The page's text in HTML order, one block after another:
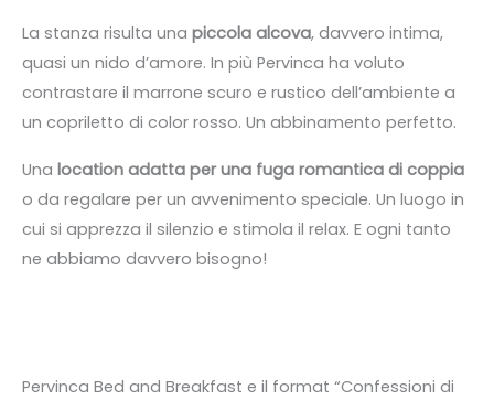
La stanza risulta una piccola alcova, davvero intima,
quasi un nido d’amore. In più Pervinca ha voluto
contrastare il marrone scuro e rustico dell’ambiente a
un copriletto di color rosso. Un abbinamento perfetto.
Una location adatta per una fuga romantica di coppia
o da regalare per un avvenimento speciale. Un luogo in
cui si apprezza il silenzio e stimola il relax. E ogni tanto
ne abbiamo davvero bisogno!
Pervinca Bed and Breakfast e il format “Confessioni di